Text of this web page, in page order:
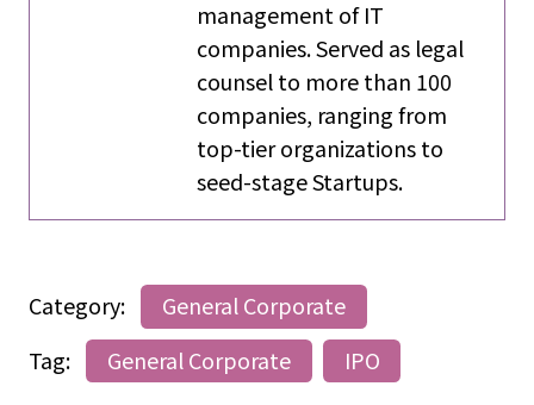
management of IT
companies. Served as legal
counsel to more than 100
companies, ranging from
top-tier organizations to
seed-stage Startups.
Category:
General Corporate
Tag:
General Corporate IPO